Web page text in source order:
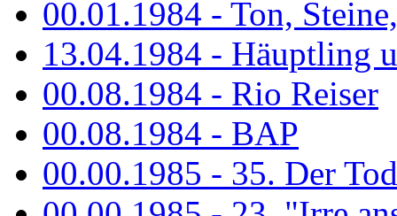
00.01.1984 - Ton,
13.04.1984 - Häuptling
00.08.1984 - Rio Reiser
00.08.1984 - BAP
00.00.1985 - 35. Der